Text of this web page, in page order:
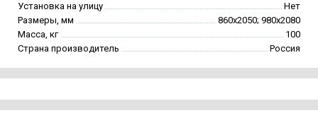
Установка на улицу
Нет
Размеры, мм
860х2050; 980х2080
Масса, кг
100
Страна производитель
Россия